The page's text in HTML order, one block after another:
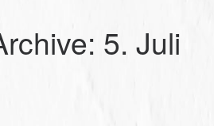
5. Juli